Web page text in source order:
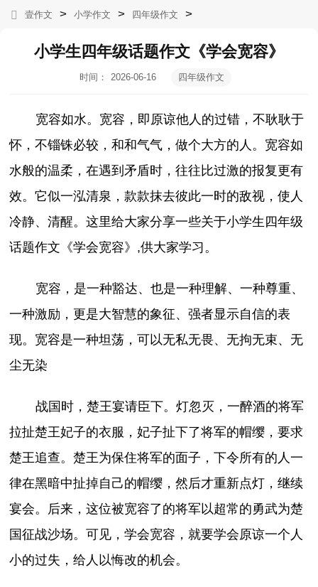
壹作文 > 小学作文 > 四年级作文 >
小学生四年级话题作文《学会宽容》
时间：
2026-06-16
四年级作文
宽容如水。宽容，即原谅他人的过错，不耿耿于
怀，不锱铢必较，和和气气，做个大方的人。宽容如
水般的温柔，在遇到矛盾时，往往比过激的报复更有
效。它似一泓清泉，款款抹去彼此一时的敌视，使人
冷静、清醒。这里给大家分享一些关于小学生四年级
话题作文《学会宽容》,供大家学习。
宽容，是一种豁达、也是一种理解、一种尊重、
一种激励，更是大智慧的象征、强者显示自信的表
现。宽容是一种坦荡，可以无私无畏、无拘无束、无
尘无染
战国时，楚王宴请臣下。灯忽灭，一醉酒的将军
拉扯楚王妃子的衣服，妃子扯下了将军的帽缨，要求
楚王追查。楚王为保住将军的面子，下令所有的人一
律在黑暗中扯掉自己的帽缨，然后才重新点灯，继续
宴会。后来，这位被宽容了的将军以超常的勇武为楚
国征战沙场。可见，学会宽容，就要学会原谅一个人
小的过失，给人以悔改的机会。